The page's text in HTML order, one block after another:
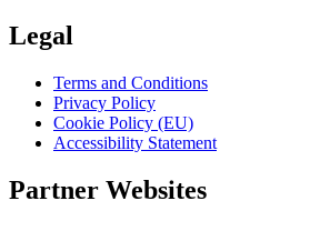
Legal
Terms and Conditions
Privacy Policy
Cookie Policy (EU)
Accessibility Statement
Partner Websites